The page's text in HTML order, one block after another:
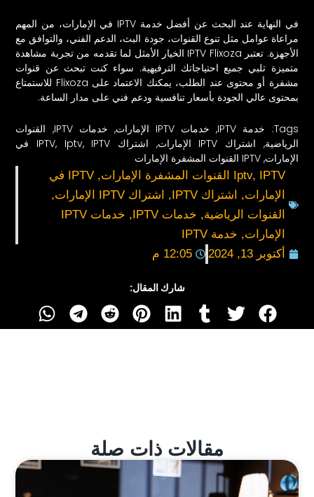
في النهاية عند البحث عن أفضل خدمة IPTV في الإمارات، من المهم
مراعاة عوامل مثل تنوع القنوات، جودة البث، الدعم الفني، والتوافق مع
الأجهزة. تعتبر IPTV Flixoza الخيار الأمثل لما تقدمه من تجربة مشاهدة
متميزة تلبي جميع احتياجاتك الترفيهية. سواء كنت تبحث عن قنوات
مشفرة أو محتوى عند الطلب، يمكنك الاعتماد على Flixoza للاستمتاع
بمحتوى عالي الجودة بأسعار تنافسية ودعم فني على مدار الساعة.
Tags: خدمة IPTV , خدمات IPTV الإمارات , خدمات IPTV , القنوات
الرياضية, اشتراك IPTV الإمارات , اشتراك IPTV , Iptv,
IPTV في
الإمارات,IPTV القنوات المشفرة الإمارات
Iptv, IPTV القنوات المشفرة الإمارات ,
IPTV في
الإمارات, اشتراك IPTV , اشتراك IPTV الإمارات
,
القنوات الرياضية, خدمات IPTV ,
خدمات IPTV
الإمارات, خدمة IPTV
أكتوبر 13, 2024
12:05 م
شارك المقال:
مقالات ذات صلة